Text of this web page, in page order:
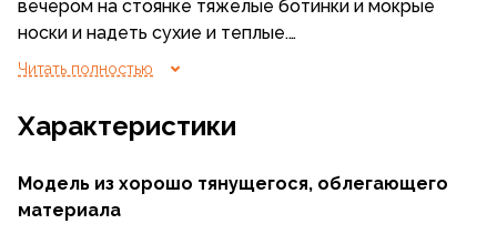
вечером на стоянке тяжелые ботинки и мокрые
носки и надеть сухие и теплые.
придумать в подобной ситуации. Пушистые
и уютные внутри, мягко облегая, они согревают
похода, носки сохнут достаточно быстро, что
было неоднократно проверено сотрудниками
Читать полностью
Характеристики
Модель из хорошо тянущегося, облегающего
материала